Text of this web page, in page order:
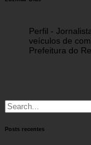
Perfil -
veículos de
Prefeitura do
Search
for:
Posts recentes